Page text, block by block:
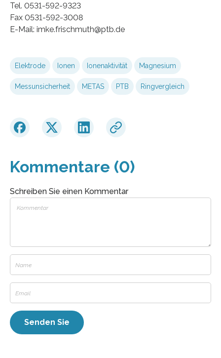
Tel. 0531-592-9323
Fax 0531-592-3008
E-Mail: imke.frischmuth@ptb.de
Elektrode Ionen Ionenaktivität Magnesium
Messunsicherheit METAS PTB Ringvergleich
Kommentare (0)
Schreiben Sie einen Kommentar